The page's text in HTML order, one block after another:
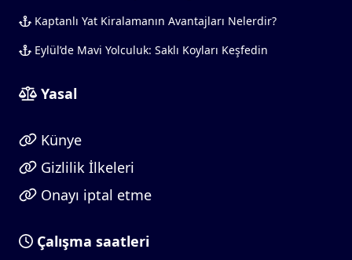
Kaptanlı Yat Kiralamanın Avantajları Nelerdir?
Eylül’de Mavi Yolculuk: Saklı Koyları Keşfedin
Yasal
Künye
Gizlilik İlkeleri
Onayı iptal etme
Çalışma saatleri